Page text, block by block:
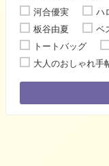
河合優実
ハ
板谷由夏
ベ
トートバッグ
大人のおしゃれ手